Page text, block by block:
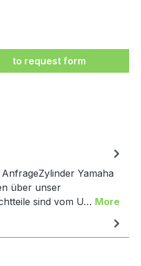
Quantity: Enter
to request form
Yamaha
über unser
sind vom U… More